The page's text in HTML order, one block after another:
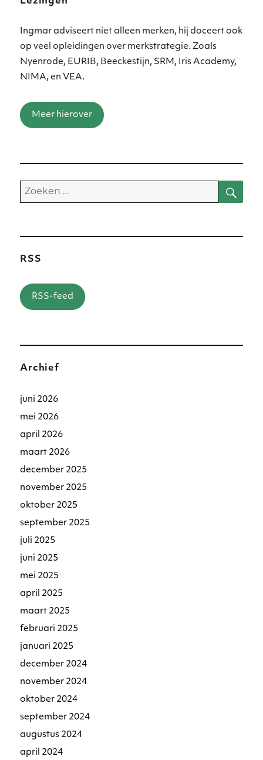
Ingmar adviseert niet alleen merken, hij doceert ook
op veel opleidingen over merkstrategie. Zoals
Nyenrode, EURIB, Beeckestijn, SRM, Iris Academy,
NIMA, en VEA.
Meer hierover
Zoeken
naar:
RSS
RSS-feed
Archief
juni 2026
mei 2026
april 2026
maart 2026
december 2025
november 2025
oktober 2025
september 2025
juli 2025
juni 2025
mei 2025
april 2025
maart 2025
februari 2025
januari 2025
december 2024
november 2024
oktober 2024
september 2024
augustus 2024
april 2024